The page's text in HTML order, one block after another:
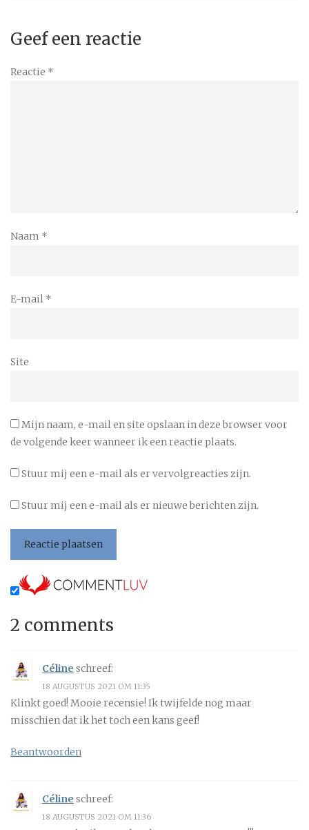
Geef een reactie
Reactie *
Naam *
E-mail *
Site
Mijn naam, e-mail en site opslaan in deze browser voor
de volgende keer wanneer ik een reactie plaats.
Stuur mij een e-mail als er vervolgreacties zijn.
Stuur mij een e-mail als er nieuwe berichten zijn.
2 comments
Céline schreef:
18 AUGUSTUS 2021 OM 11:35
Klinkt goed! Mooie recensie! Ik twijfelde nog maar
misschien dat ik het toch een kans geef!
Beantwoorden
Céline schreef:
18 AUGUSTUS 2021 OM 11:36